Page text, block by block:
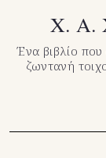
Χ. Α.
Ένα βιβλίο που
ζωντανή